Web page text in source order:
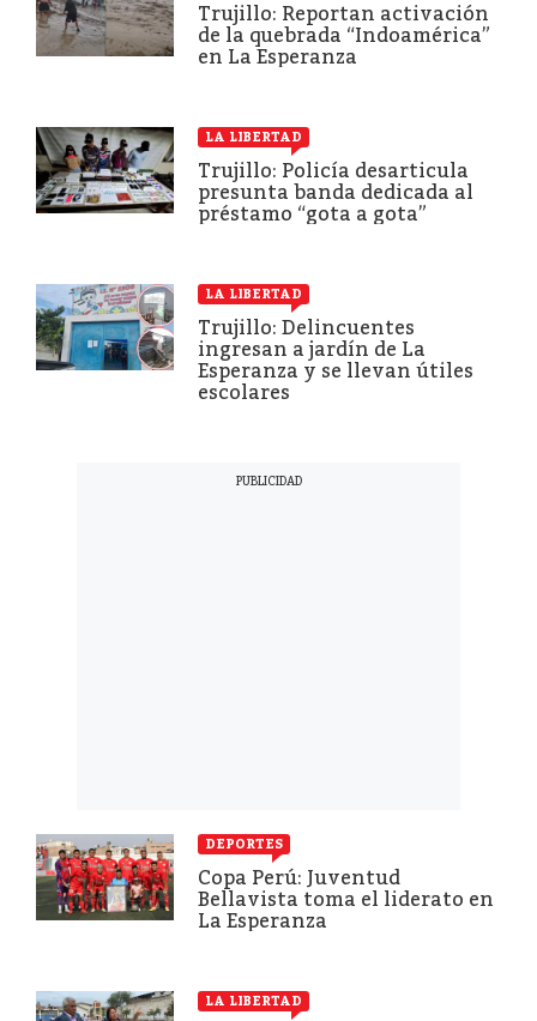
Trujillo: Reportan activación
de la quebrada “Indoamérica”
en La Esperanza
LA LIBERTAD
Trujillo: Policía desarticula
presunta banda dedicada al
préstamo “gota a gota”
LA LIBERTAD
Trujillo: Delincuentes
ingresan a jardín de La
Esperanza y se llevan útiles
escolares
DEPORTES
Copa Perú: Juventud
Bellavista toma el liderato en
La Esperanza
LA LIBERTAD